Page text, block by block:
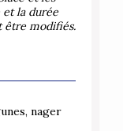
et la durée
être modifiés.
nager